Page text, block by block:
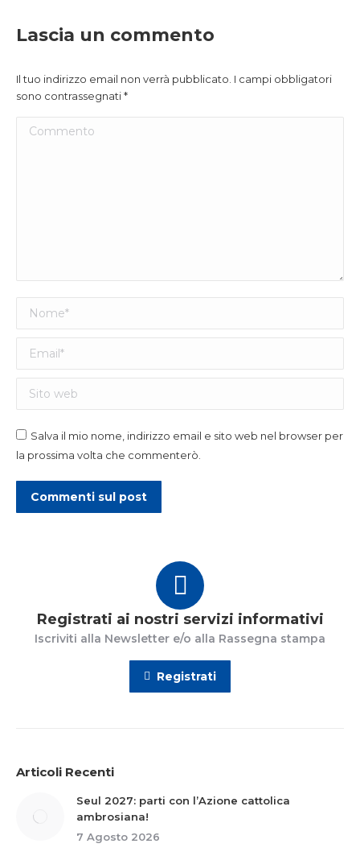
Lascia un commento
Il tuo indirizzo email non verrà pubblicato. I campi obbligatori
sono contrassegnati*
Commento
Nome *
Email *
Sito web
Salva il mio nome, indirizzo email e sito web nel browser per
la prossima volta che commenterò.
Commenti sul post
Registrati ai nostri servizi informativi
Iscriviti alla Newsletter e/o alla Rassegna stampa
Registrati
Articoli Recenti
Seul 2027: parti con l’Azione cattolica
ambrosiana!
7 Agosto 2026